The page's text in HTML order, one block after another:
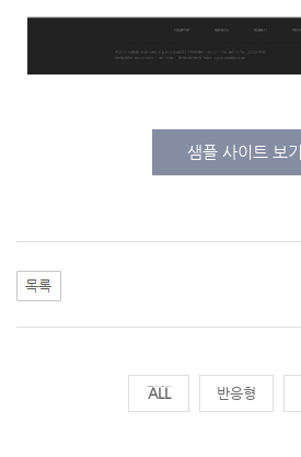
샘플 사이트 보기
전체 반응형